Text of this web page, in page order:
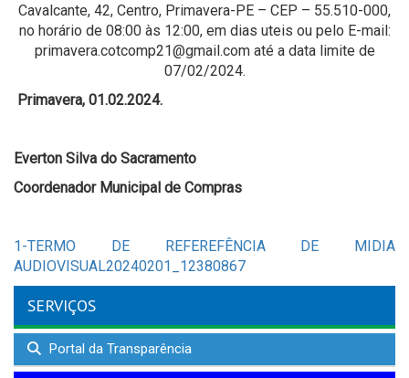
Cavalcante, 42, Centro, Primavera-PE – CEP – 55.510-000,
no horário de 08:00 às 12:00, em dias uteis ou pelo E-mail:
primavera.cotcomp21@gmail.com até a data limite de
07/02/2024.
Primavera, 01.02.2024.
Everton Silva do Sacramento
Coordenador Municipal de Compras
1-TERMO DE REFEREFÊNCIA DE MIDIA
AUDIOVISUAL20240201_12380867
SERVIÇOS
Portal da Transparência